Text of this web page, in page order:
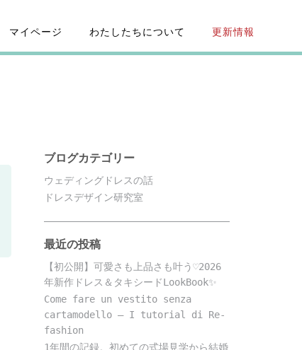
マイページ わたしたちについて 更新情報
ブログカテゴリー
ウェディングドレスの話
ドレスデザイン研究室
最近の投稿
【初公開】可愛さも上品さも叶う♡2026
年新作ドレス＆タキシードLookBook✨
Come fare un vestito senza
cartamodello – I tutorial di Re-
fashion
1年間の記録。初めての式場見学から結婚